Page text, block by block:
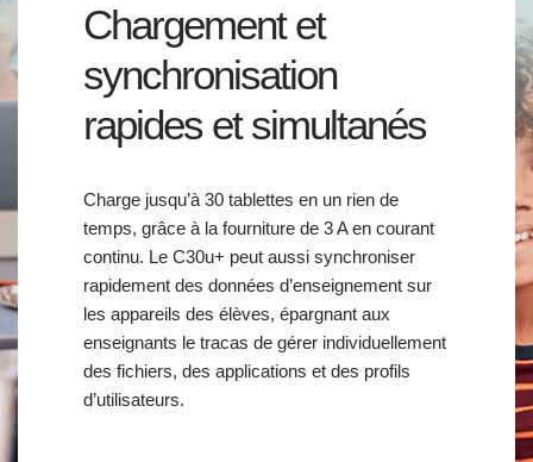
Chargement et
synchronisation
rapides et simultanés
Charge jusqu’à 30 tablettes en un rien de
temps, grâce à la fourniture de 3 A en courant
continu. Le C30u+ peut aussi synchroniser
rapidement des données d’enseignement sur
les appareils des élèves, épargnant aux
enseignants le tracas de gérer individuellement
des fichiers, des applications et des profils
d’utilisateurs.